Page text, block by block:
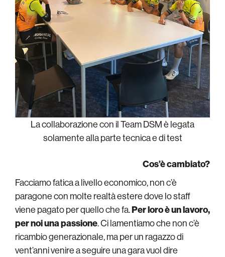
La collaborazione con il Team DSM è legata
solamente alla parte tecnica e di test
Cos’è cambiato?
Facciamo fatica a livello economico, non c’è
paragone con molte realtà estere dove lo staff
viene pagato per quello che fa.Per loro è un lavoro,
per noi una passione. Ci lamentiamo che non c’è
ricambio generazionale, ma per un ragazzo di
vent’anni venire a seguire una gara vuol dire